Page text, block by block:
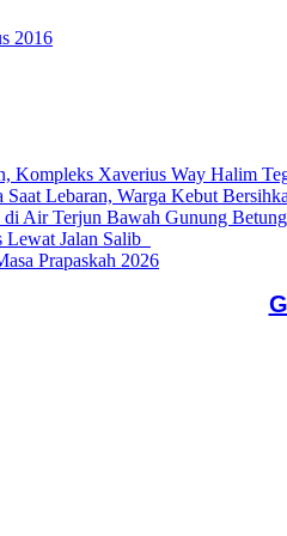
2016
Kompleks Xaverius Way Halim
Lebaran, Warga Kebut
Air Terjun Bawah Gunung Betung
Lewat Jalan Salib
Prapaskah 2026